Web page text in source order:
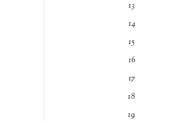
13
14
15
16
17
18
19